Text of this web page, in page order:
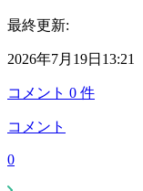
最終更新:
2026年7月19日13:21
コメント 0 件
コメント
0